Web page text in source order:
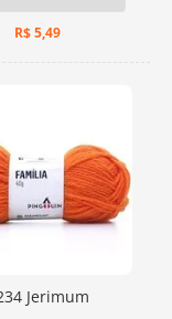
R$5,49
Jerimum